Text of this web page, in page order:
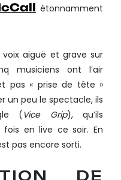
étonnamment
aiguë et grave sur
musiciens ont l’air
pas « prise de tête »
un peu le spectacle, ils
(Vice Grip), qu’ils
en live ce soir. En
pas encore sorti.
DE